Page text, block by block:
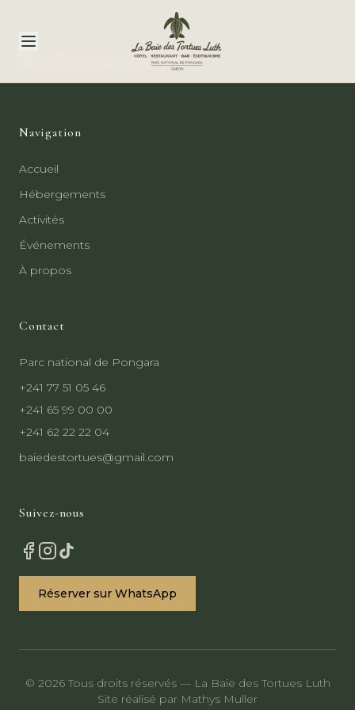
Navigation
Accueil
Hébergements
Activités
Événements
À propos
Contact
Parc national de Pongara
+241 77 51 05 46
+241 65 99 00 00
+241 62 22 22 04
baiedestortues@gmail.com
Suivez-nous
Réserver sur WhatsApp
© 2026 Tous droits réservés — La Baie des Tortues Luth
Site réalisé par Mathys Muller